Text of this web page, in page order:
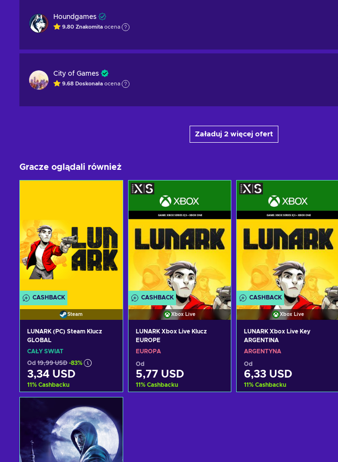
Houndgames
9.80 Znakomita ocena
City of Games
9.68 Doskonała ocena
Załaduj 2 więcej ofert
Gracze oglądali również
CASHBACK
Steam
LUNARK (PC) Steam Klucz
GLOBAL
CAŁY ŚWIAT
Od 19,99 USD -83%
3,34 USD
11% Cashbacku
Dodaj do koszyka
Zobacz oferty
CASHBACK
Xbox Live
LUNARK Xbox Live Klucz
EUROPE
EUROPA
Od
5,77 USD
11% Cashbacku
CASHBACK
Xbox Live
LUNARK Xbox Live Key
ARGENTINA
ARGENTYNA
Od
6,33 USD
11% Cashbacku